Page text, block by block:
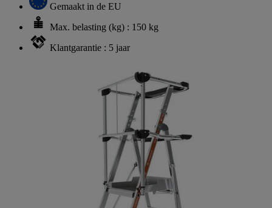
Gemaakt in de EU
Max. belasting (kg) : 150 kg
Klantgarantie : 5 jaar